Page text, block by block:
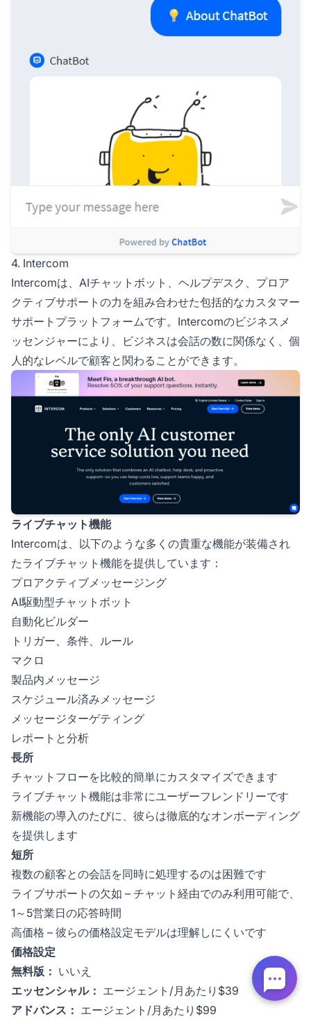
4. Intercom
Intercomは、AIチャットボット、ヘルプデスク、プロア
クティブサポートの力を組み合わせた包括的なカスタマー
サポートプラットフォームです。Intercomのビジネスメ
ッセンジャーにより、ビジネスは会話の数に関係なく、個
人的なレベルで顧客と関わることができます。
ライブチャット機能
Intercomは、以下のような多くの貴重な機能が装備され
たライブチャット機能を提供しています：
プロアクティブメッセージング
AI駆動型チャットボット
自動化ビルダー
トリガー、条件、ルール
マクロ
製品内メッセージ
スケジュール済みメッセージ
メッセージターゲティング
レポートと分析
長所
チャットフローを比較的簡単にカスタマイズできます
ライブチャット機能は非常にユーザーフレンドリーです
新機能の導入のたびに、彼らは徹底的なオンボーディング
を提供します
短所
複数の顧客との会話を同時に処理するのは困難です
ライブサポートの欠如 – チャット経由でのみ利用可能で、
1～5営業日の応答時間
高価格 – 彼らの価格設定モデルは理解しにくいです
価格設定
無料版： いいえ
エッセンシャル： エージェント/月あたり$39
アドバンス： エージェント/月あたり$99